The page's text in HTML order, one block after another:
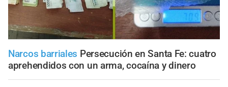
Narcos barriales Persecución en Santa Fe: cuatro
aprehendidos con un arma, cocaína y dinero